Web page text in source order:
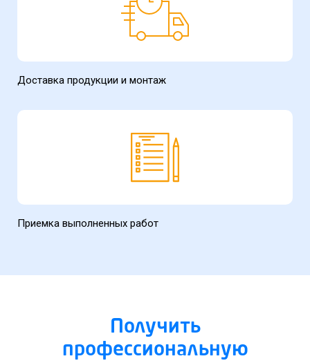
Доставка продукции и монтаж
Приемка выполненных работ
Получить
профессиональную